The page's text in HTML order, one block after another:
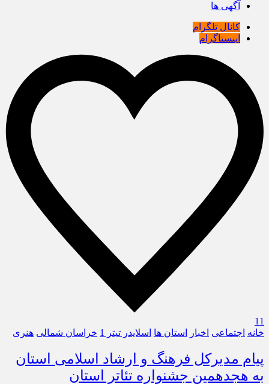
آگهی ها
کانال تلگرام
اینستاگرام
11
خانه اجتماعی اخبار استان ها اسلایدر تیتر 1 خراسان شمالی هنری
پیام مدیرکل فرهنگ و ارشاد اسلامی استان
به هجدهمین جشنواره تئاتر استان